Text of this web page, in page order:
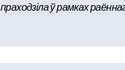
праходзіла ў рамках